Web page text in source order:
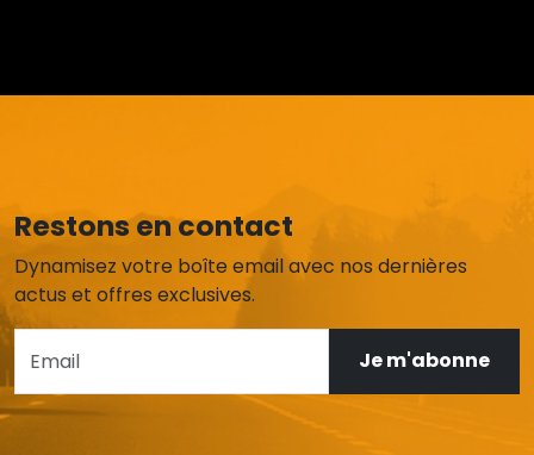
Restons en contact
Dynamisez votre boîte email avec nos dernières
actus et offres exclusives.
Je m'abonne